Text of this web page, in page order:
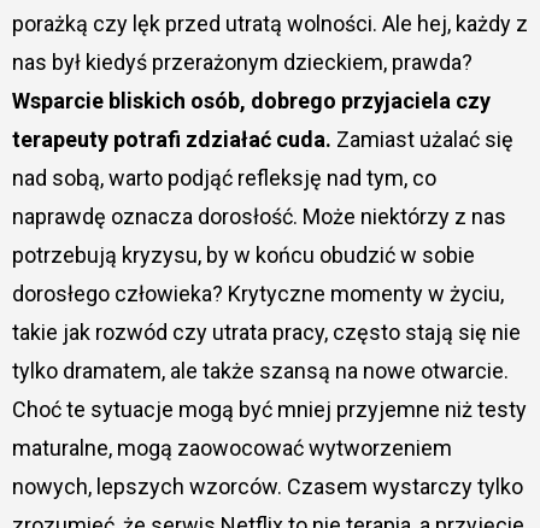
porażką czy lęk przed utratą wolności. Ale hej, każdy z
nas był kiedyś przerażonym dzieckiem, prawda?
Wsparcie bliskich osób, dobrego przyjaciela czy
terapeuty potrafi zdziałać cuda. Zamiast użalać się
nad sobą, warto podjąć refleksję nad tym, co
naprawdę oznacza dorosłość. Może niektórzy z nas
potrzebują kryzysu, by w końcu obudzić w sobie
dorosłego człowieka? Krytyczne momenty w życiu,
takie jak rozwód czy utrata pracy, często stają się nie
tylko dramatem, ale także szansą na nowe otwarcie.
Choć te sytuacje mogą być mniej przyjemne niż testy
maturalne, mogą zaowocować wytworzeniem
nowych, lepszych wzorców. Czasem wystarczy tylko